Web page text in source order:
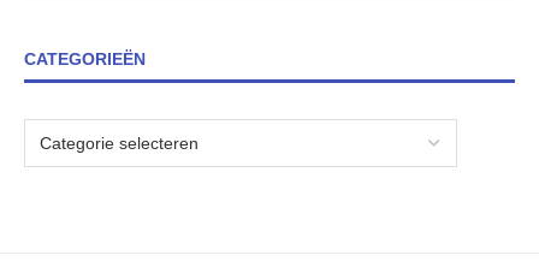
CATEGORIEËN